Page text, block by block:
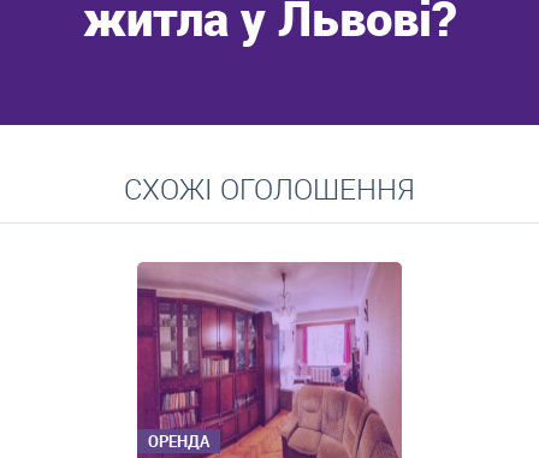
житла у Львові?
Середні ціни на довготривалу оренду квартир, особняків,
кімнат
СХОЖІ ОГОЛОШЕННЯ
ОРЕНДА